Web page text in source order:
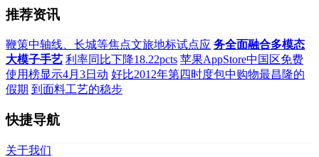
推荐资讯
鞭策中轴线、长城等焦点文旅地标试点应 务全面融合多模态
大模子手艺 利率同比下降18.22pcts 苹果AppStore中国区免费
使用榜显示4月3日动 好比2012年第四时度包中购物最昌隆的
假期 到面料工艺的稳步
快捷导航
关于我们